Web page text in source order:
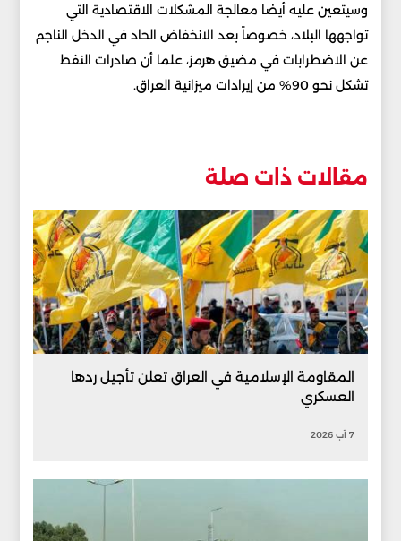
وسيتعين عليه أيضا معالجة المشكلات الاقتصادية التي
تواجهها البلاد، خصوصاً بعد الانخفاض الحاد في الدخل الناجم
عن الاضطرابات في مضيق هرمز، علما أن صادرات النفط
تشكل نحو 90% من إيرادات ميزانية العراق.
مقالات ذات صلة
المقاومة الإسلامية في العراق تعلن تأجيل ردها
العسكري
7 آب 2026